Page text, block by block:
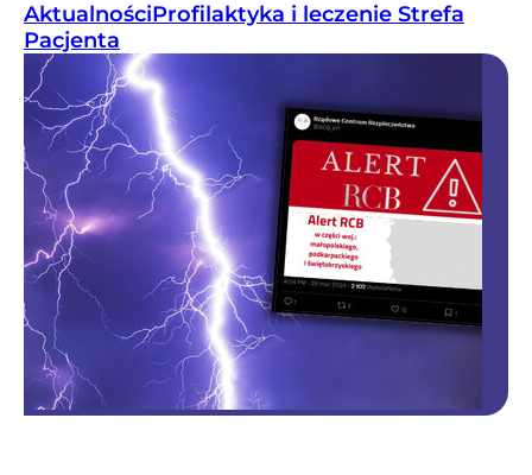
AktualnościProfilaktyka i leczenie Strefa
Pacjenta